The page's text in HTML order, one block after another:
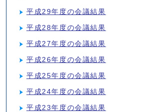
平成29年度の会議結果
平成28年度の会議結果
平成27年度の会議結果
平成26年度の会議結果
平成25年度の会議結果
平成24年度の会議結果
平成23年度の会議結果